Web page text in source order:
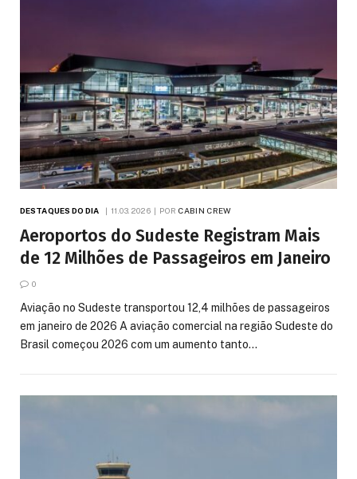
DESTAQUES DO DIA 11.03.2026 POR CABIN CREW
Aeroportos do Sudeste Registram Mais
de 12 Milhões de Passageiros em Janeiro
0
Aviação no Sudeste transportou 12,4 milhões de passageiros
em janeiro de 2026 A aviação comercial na região Sudeste do
Brasil começou 2026 com um aumento tanto…